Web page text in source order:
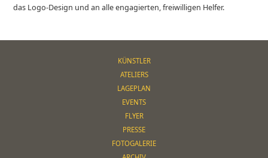
das Logo-Design und an alle engagierten, freiwilligen Helfer.
KÜNSTLER
ATELIERS
LAGEPLAN
EVENTS
FLYER
PRESSE
FOTOGALERIE